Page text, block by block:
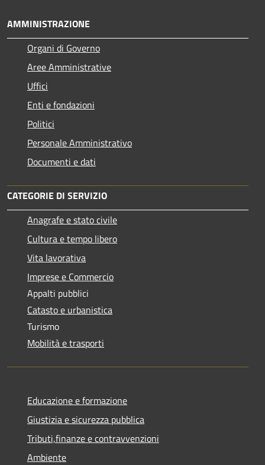
AMMINISTRAZIONE
Organi di Governo
Aree Amministrative
Uffici
Enti e fondazioni
Politici
Personale Amministrativo
Documenti e dati
CATEGORIE DI SERVIZIO
Anagrafe e stato civile
Cultura e tempo libero
Vita lavorativa
Imprese e Commercio
Appalti pubblici
Catasto e urbanistica
Turismo
Mobilità e trasporti
Educazione e formazione
Giustizia e sicurezza pubblica
Tributi,finanze e contravvenzioni
Ambiente